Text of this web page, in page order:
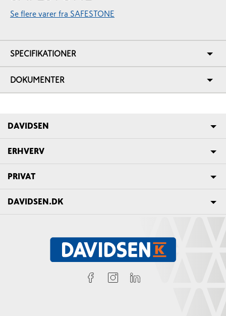
Se flere varer fra SAFESTONE
SPECIFIKATIONER
DOKUMENTER
DAVIDSEN
ERHVERV
PRIVAT
DAVIDSEN.DK